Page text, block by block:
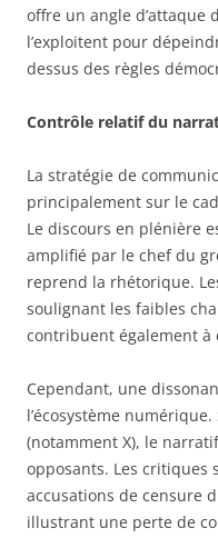
offre un angle d’attaque
l’exploitent pour
dessus des règles
Contrôle relatif du
La stratégie de
principalement sur le
Le discours en plénière
amplifié par le chef du
reprend la rhétorique.
soulignant les faibles
contribuent également à
Cependant, une
l’écosystème
(notamment X), le
opposants. Les critiques
accusations de censure
illustrant une perte de